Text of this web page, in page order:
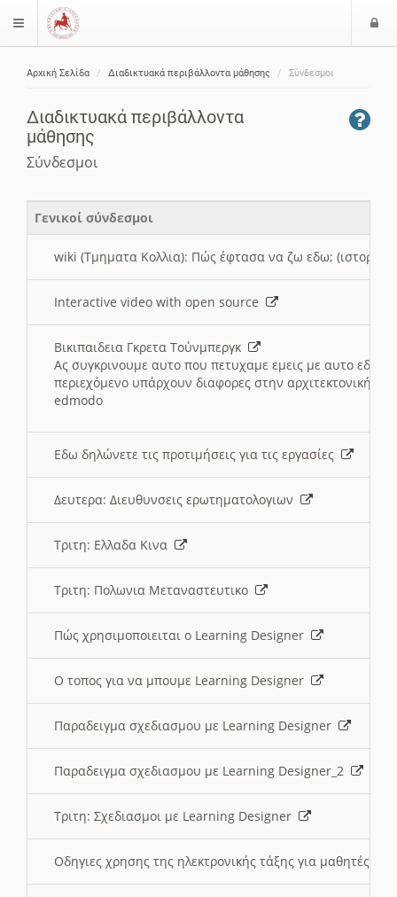
$langMenu
Αρχική Σελίδα Διαδικτυακά περιβάλλοντα μάθησης Σύνδεσμοι
Διαδικτυακά περιβάλλοντα
μάθησης
Σύνδεσμοι
Γενικοί σύνδεσμοι
wiki (Τμηματα Κολλια): Πώς έφτασα να ζω εδω; (ιστορια)
Interactive video with open source
Βικιπαιδεια Γκρετα Τούνμπεργκ
Ας συγκρινουμε αυτο που πετυχαμε εμεις με αυτο εδω
περιεχόμενο υπάρχουν διαφορες στην αρχιτεκτονική
edmodo
Εδω δηλώνετε τις προτιμήσεις για τις εργασίες
Δευτερα: Διευθυνσεις ερωτηματολογιων
Τριτη: Ελλαδα Κινα
Τριτη: Πολωνια Μεταναστευτικο
Πώς χρησιμοποιειται ο Learning Designer
O τοπος για να μπουμε Learning Designer
Παραδειγμα σχεδιασμου με Learning Designer
Παραδειγμα σχεδιασμου με Learning Designer_2
Τριτη: Σχεδιασμοι με Learning Designer
Οδηγιες χρησης της ηλεκτρονικής τάξης για μαθητές